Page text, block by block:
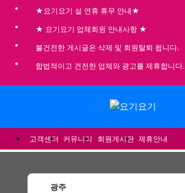
★요기요기 설 연휴 휴무 안내★
★ 요기요기 업체회원 안내사항 ★
불건전한 게시글은 삭제 및 회원탈퇴 됩니다.
합법적이고 건전한 업체와 광고를 제휴합니다.
고객센터 커뮤니티 회원게시판 제휴안내
광주